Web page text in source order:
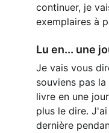
continuer, je
exemplaires à
Lu en... une
Je vais vous
souviens pas
livre en une
plus le dire.
dernière